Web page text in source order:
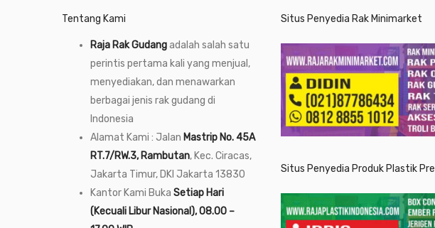
Tentang Kami
Raja Rak Gudangadalah salah satu
perintis pertama kali yang menjual,
menyediakan, dan menawarkan
berbagai jenis rak gudang di
Indonesia
Alamat Kami : Jalan Mastrip No. 45A
RT.7/RW.3, Rambutan, Kec. Ciracas,
Jakarta Timur, DKI Jakarta 13830
Kantor Kami Buka Setiap Hari
(Kecuali Libur Nasional), 08.00 –
Situs Penyedia Rak Minimarket
Situs Penyedia Produk Plastik